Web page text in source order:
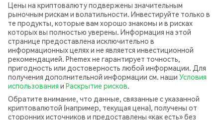
Цены на криптовалюту подвержены значительным
рыночным рискам и волатильности. Инвестируйте только в
те продукты, которые вам хорошо знакомы и в рисках
которых вы полностью уверены. Информация на этой
странице предоставлена исключительно в
информационных целях и не является инвестиционной
рекомендацией. Phemex не гарантирует точность,
пригодность или достоверность любой информации. Для
получения дополнительной информации см. наши Условия
использования и Раскрытие рисков.
Обратите внимание, что данные, связанные с указанной
криптовалютой (например, текущая цена), получены от
сторонних источников и предоставлены «как есть» без